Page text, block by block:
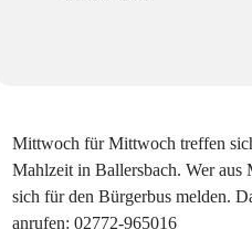
Mittwoch für Mittwoch treffen
Mahlzeit in Ballersbach. Wer aus
sich für den Bürgerbus melden.
anrufen: 02772-965016